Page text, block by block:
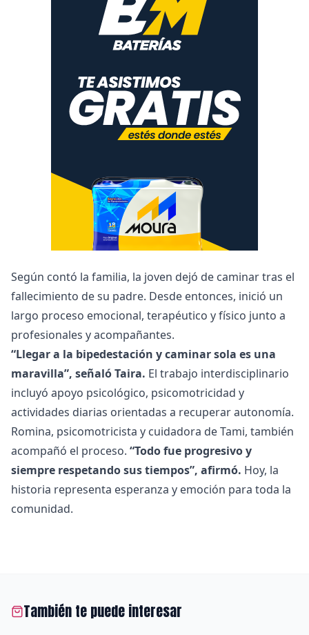
Según contó la familia, la joven dejó de caminar tras el
fallecimiento de su padre. Desde entonces, inició un
largo proceso emocional, terapéutico y físico junto a
profesionales y acompañantes.
“Llegar a la bipedestación y caminar sola es una
maravilla”, señaló Taira. El trabajo interdisciplinario
incluyó apoyo psicológico, psicomotricidad y
actividades diarias orientadas a recuperar autonomía.
Romina, psicomotricista y cuidadora de Tami, también
acompañó el proceso. “Todo fue progresivo y
siempre respetando sus tiempos”, afirmó. Hoy, la
historia representa esperanza y emoción para toda la
comunidad.
También te puede interesar